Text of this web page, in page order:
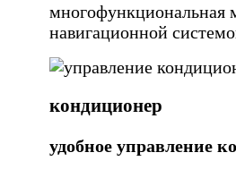
многофункциональная
навигационной
кондиционер
удобное управление